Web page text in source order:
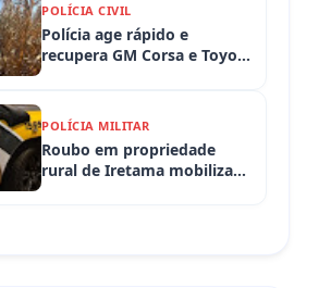
POLÍCIA CIVIL
Polícia age rápido e
recupera GM Corsa e Toyota
Iretama (PR)
POLÍCIA MILITAR
Roubo em propriedade
rural de Iretama mobiliza